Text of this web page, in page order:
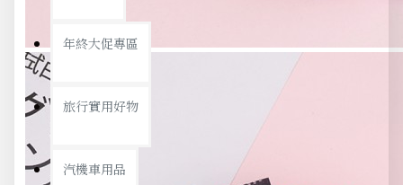
年終大促專區
旅行實用好物
汽機車用品